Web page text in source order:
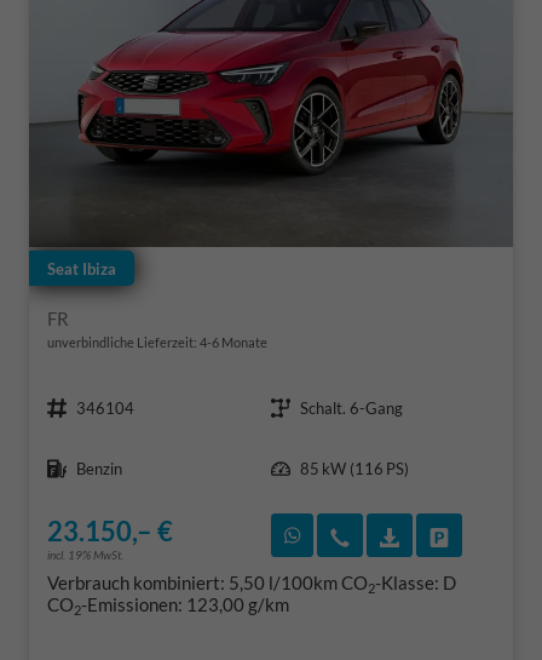
Seat Ibiza
FR
unverbindliche Lieferzeit: 4-6 Monate
346104
Schalt. 6-Gang
Benzin
85 kW (116 PS)
23.150,– €
incl. 19% MwSt.
Rückruf vereinbaren
Wir rufen Sie an
Verbrauch kombiniert: 5,50 l/100kmCO2-Klasse: D
CO2-Emissionen: 123,00 g/km